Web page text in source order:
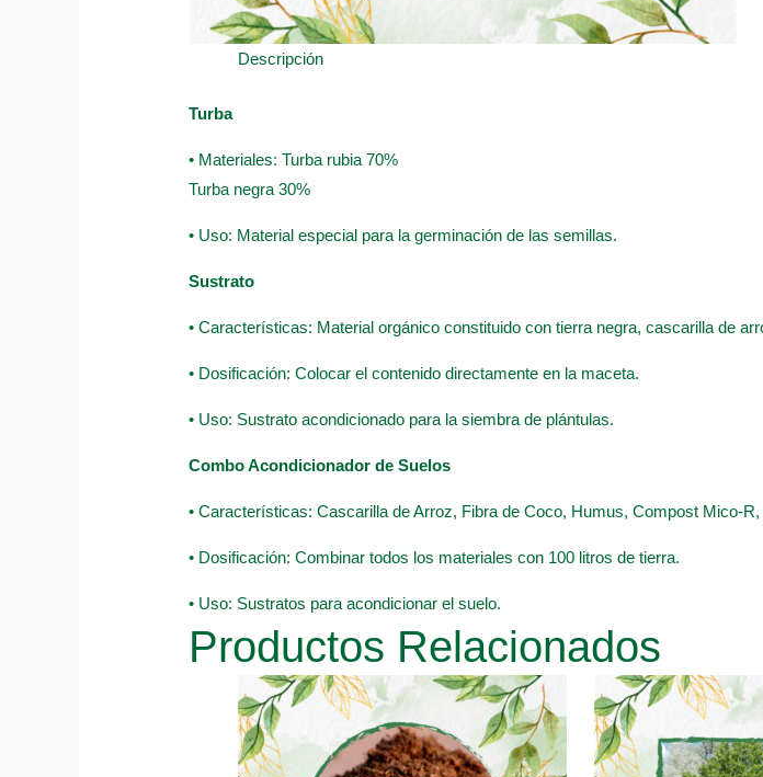
Descripción
Turba
• Materiales: Turba rubia 70%
Turba negra 30%
• Uso: Material especial para la germinación de las semillas.
Sustrato
• Características: Material orgánico constituido con tierra negra, cascarilla de
• Dosificación: Colocar el contenido directamente en la maceta.
• Uso: Sustrato acondicionado para la siembra de plántulas.
Combo Acondicionador de Suelos
• Características: Cascarilla de Arroz, Fibra de Coco, Humus, Compost Mico-
• Dosificación: Combinar todos los materiales con 100 litros de tierra.
• Uso: Sustratos para acondicionar el suelo.
Productos Relacionados